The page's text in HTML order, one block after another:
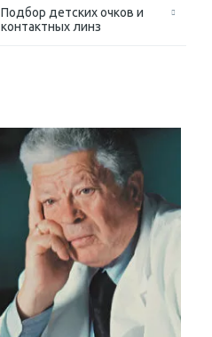
Подбор детских очков и
контактных линз